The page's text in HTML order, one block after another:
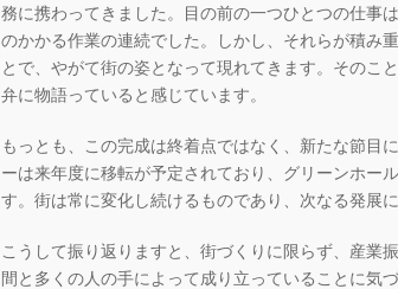
務に携わってきました。目の前の一つひとつの仕事
のかかる作業の連続でした。しかし、それらが積み
とで、やがて街の姿となって現れてきます。そのこ
弁に物語っていると感じています。
もっとも、この完成は終着点ではなく、新たな節目
ーは来年度に移転が予定されており、グリーンホー
す。街は常に変化し続けるものであり、次なる発展
こうして振り返りますと、街づくりに限らず、産業
間と多くの人の手によって成り立っていることに気